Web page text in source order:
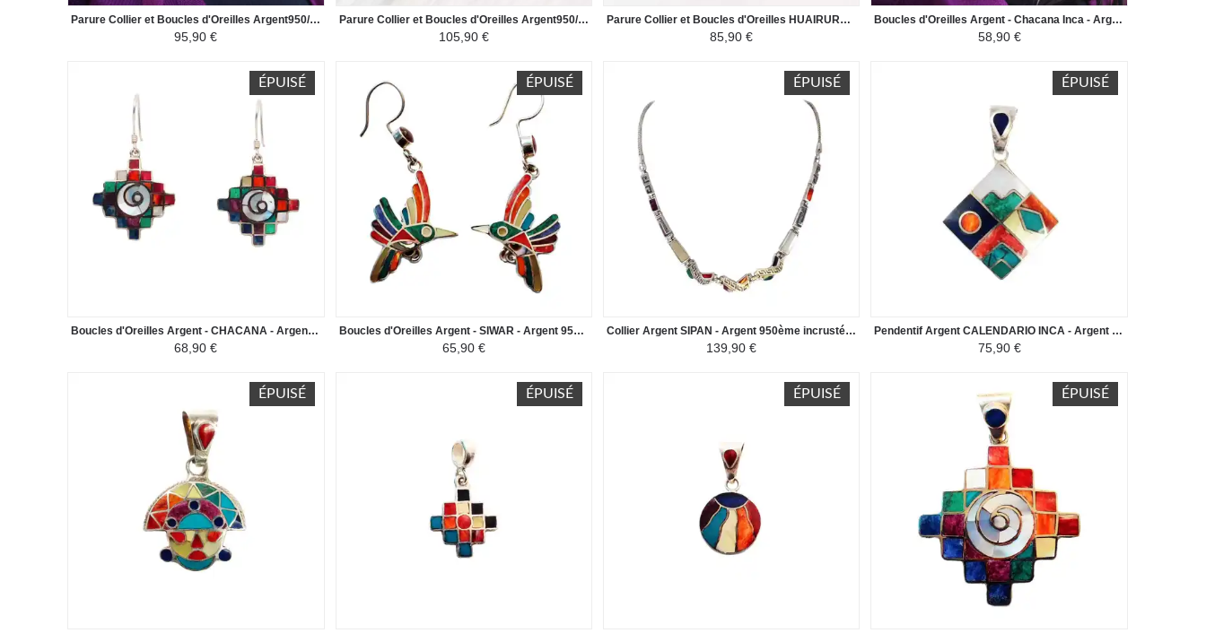
Parure Collier et Boucles d'Oreilles Argent950/1000 Pierres Semi Précieuses Naturelles - Croix de la Chacana - Coloré
95,90 €
Parure Collier et Boucles d'Oreilles Argent950/1000 et Pierres Semi Précieuses Naturelles - Feuille de Coca Péruvienne - Vert Turquoise
105,90 €
Parure Collier et Boucles d'Oreilles HUAIRURO - Forme Losange - Rouge/Noir
85,90 €
Boucles d'Oreilles Argent - Chacana Inca - Argent 950ème incrusté de Pierres Naturelles Semi-précieuses - Coloré
58,90 €
ÉPUISÉ
Boucles d'Oreilles Argent - CHACANA - Argent 950ème incrusté de Pierres Semi-précieuses
68,90 €
ÉPUISÉ
Boucles d'Oreilles Argent - SIWAR - Argent 950ème incrusté de Pierres Semi-précieuses
65,90 €
ÉPUISÉ
Collier Argent SIPAN - Argent 950ème incrusté de Pierres Semi-précieuses
139,90 €
ÉPUISÉ
Pendentif Argent CALENDARIO INCA - Argent 950 incrusté de Pierres Semi-précieuses
75,90 €
ÉPUISÉ ÉPUISÉ ÉPUISÉ ÉPUISÉ